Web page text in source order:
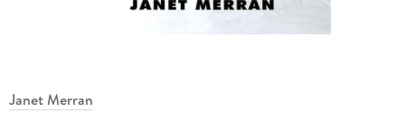
Janet Merran